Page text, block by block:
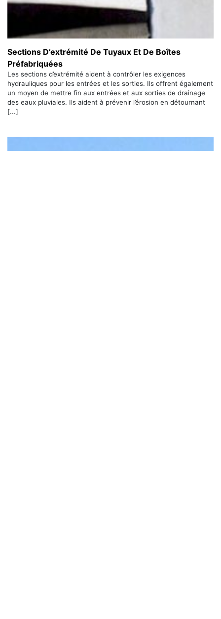
Sections D’extrémité De Tuyaux Et De Boîtes
Préfabriquées
Les sections d’extrémité aident à contrôler les exigences
hydrauliques pour les entrées et les sorties. Ils offrent également
un moyen de mettre fin aux entrées et aux sorties de drainage
des eaux pluviales. Ils aident à prévenir l’érosion en détournant
[...]